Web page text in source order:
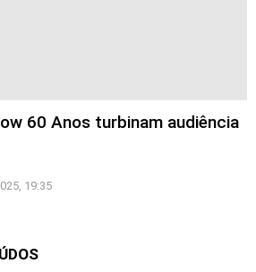
60 Anos turbinam audiência
19:35